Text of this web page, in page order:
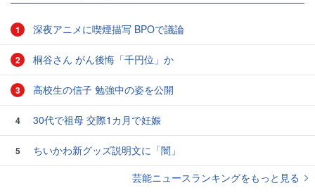
1 深夜アニメに喫煙描写 BPOで議論
2 桐谷さん がん後悔「千円位」か
3 高校生の信子 勉強中の姿を公開
4 30代で祖母 交際1カ月で妊娠
5
ちいかわ新グッズ説明文に「闇」
芸能ニュースランキングをもっと見る